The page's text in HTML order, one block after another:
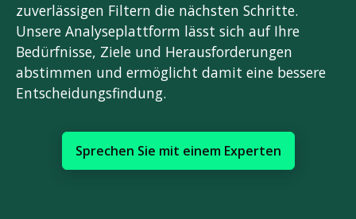
zuverlässigen Filtern die nächsten Schritte.
Unsere Analyseplattform lässt sich auf Ihre
Bedürfnisse, Ziele und Herausforderungen
abstimmen und ermöglicht damit eine bessere
Entscheidungsfindung.
Sprechen Sie mit einem Experten